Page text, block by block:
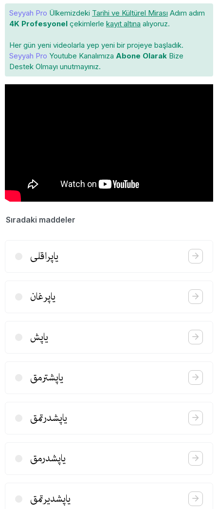
Seyyah Pro Ülkemizdeki Tarihi ve Kültürel Mirası Adım adım
4K Profesyonel çekimlerle kayıt altına alıyoruz.
Her gün yeni videolarla yep yeni bir projeye başladık.
Seyyah Pro Youtube Kanalımıza Abone Olarak Bize
Destek Olmayı unutmayınız.
Sıradaki maddeler
یاپراقلی
یاپرغان
یاپش
یاپشترمق
یاپشدرتمق
یاپشدرمق
یاپشدیرتمق